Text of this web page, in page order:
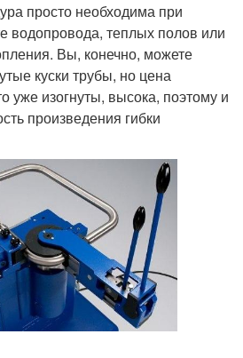
просто необходима при
водопровода, теплых полов или
Вы, конечно, можете
куски трубы, но цена
уже изогнуты, высока, поэтому и
произведения гибки